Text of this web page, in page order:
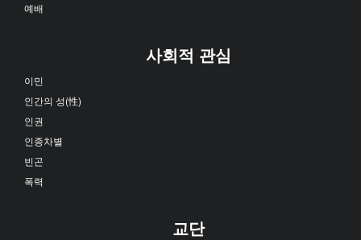
예배
사회적 관심
이민
인간의 성(性)
인권
인종차별
빈곤
폭력
교단